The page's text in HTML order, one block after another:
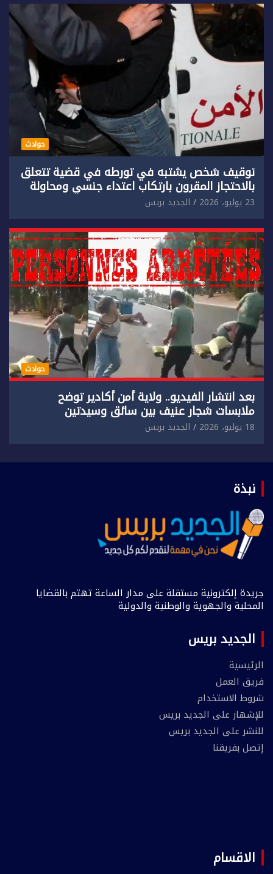
حوادث
توقيف شخص يشتبه في تورطه في قضية تتعلق
بالاحتجاز المقرون بارتكاب اعتداء جنسي ومحاولة
إضرام النار عمدا.
23 يوليو، 2026 الجديد بريس
حوادث
بعد انتشار الفيديو.. ولاية أمن أكادير توضح
ملابسات شجار عنيف بين سائق وسيدتين
18 يوليو، 2026 الجديد بريس
نبذة
جريدة إلكترونية مستقلة على مدار الساعة تهتم بالقضايا
المحلية والجهوية والوطنية والدولية
الجديد بريس
الرئيسية
فريق العمل
شروط الاستخدام
للإشهار على الجديد بريس
للنشر على الجديد بريس
إتصل بفريقنا
الاقسام